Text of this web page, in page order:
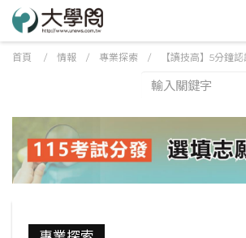
首頁 / 情報 / 專業探索 / 【讀技高】5分鐘